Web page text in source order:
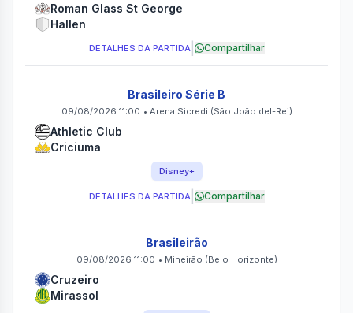
Roman Glass St George
Hallen
DETALHES DA PARTIDA| Compartilhar
Brasileiro Série B
09/08/2026 11:00 • Arena Sicredi (São João del-Rei)
Athletic Club
Criciuma
Disney+
DETALHES DA PARTIDA| Compartilhar
Brasileirão
09/08/2026 11:00 • Mineirão (Belo Horizonte)
Cruzeiro
Mirassol